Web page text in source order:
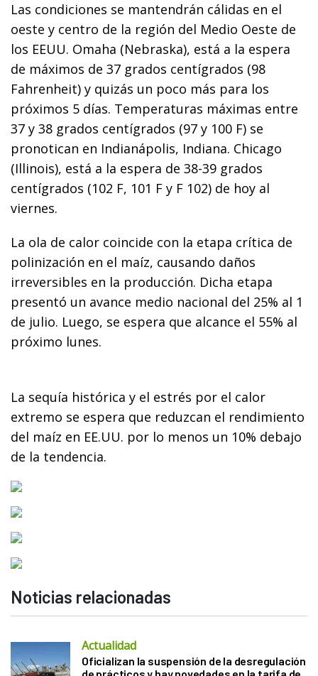
Las condiciones se mantendrán cálidas en el
oeste y centro de la región del Medio Oeste de
los EEUU. Omaha (Nebraska), está a la espera
de máximos de 37 grados centígrados (98
Fahrenheit) y quizás un poco más para los
próximos 5 días. Temperaturas máximas entre
37 y 38 grados centígrados (97 y 100 F) se
pronotican en Indianápolis, Indiana. Chicago
(Illinois), está a la espera de 38-39 grados
centígrados (102 F, 101 F y F 102) de hoy al
viernes.
La ola de calor coincide con la etapa crítica de
polinización en el maíz, causando daños
irreversibles en la producción. Dicha etapa
presentó un avance medio nacional del 25% al 1
de julio. Luego, se espera que alcance el 55% al
próximo lunes.
La sequía histórica y el estrés por el calor
extremo se espera que reduzcan el rendimiento
del maíz en EE.UU. por lo menos un 10% debajo
de la tendencia.
Noticias relacionadas
Actualidad
Oficializan la suspensión de la desregulación